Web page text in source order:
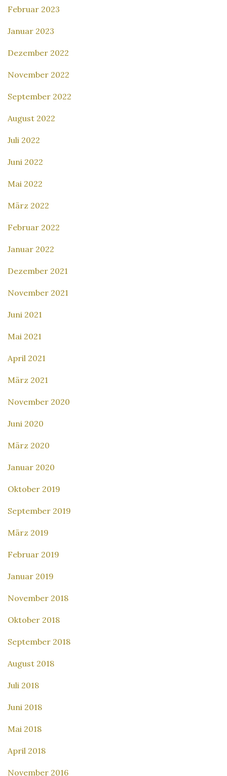
Februar 2023
Januar 2023
Dezember 2022
November 2022
September 2022
August 2022
Juli 2022
Juni 2022
Mai 2022
März 2022
Februar 2022
Januar 2022
Dezember 2021
November 2021
Juni 2021
Mai 2021
April 2021
März 2021
November 2020
Juni 2020
März 2020
Januar 2020
Oktober 2019
September 2019
März 2019
Februar 2019
Januar 2019
November 2018
Oktober 2018
September 2018
August 2018
Juli 2018
Juni 2018
Mai 2018
April 2018
November 2016